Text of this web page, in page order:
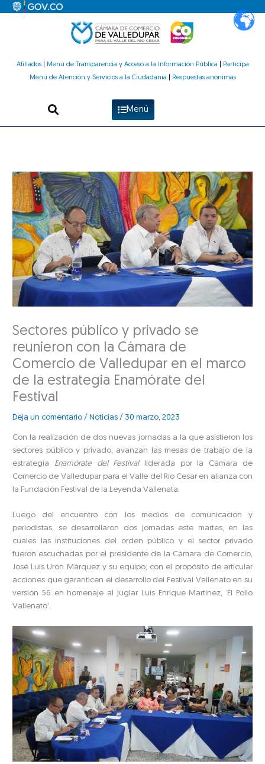
Afiliados| Menú de Transparencia y Acceso a la Información Pública
Participa
Menú de Atención y Servicios a la Ciudadanía
Respuestas anónimas
Menú
Sectores público y privado se
reunieron con la Cámara de
Comercio de Valledupar en el marco
de la estrategia Enamórate del
Festival
Deja un comentario / Noticias / 30 marzo, 2023
Con la realización de dos nuevas jornadas a la que asistieron los
sectores público y privado, avanzan las mesas de trabajo de la
estrategia Enamórate del Festivalliderada por la Cámara de
Comercio de Valledupar para el Valle del Río Cesar en alianza con
la Fundación Festival de la Leyenda Vallenata.
Luego del encuentro con los medios de comunicación y
periodistas, se desarrollaron dos jornadas este martes, en las
cuales las instituciones del orden público y el sector privado
fueron escuchadas por el presidente de la Cámara de Comercio,
José Luis Urón Márquez y su equipo, con el propósito de articular
acciones que garanticen el desarrollo del Festival Vallenato en su
versión 56 en homenaje al juglar Luis Enrique Martínez, ‘El Pollo
Vallenato’.